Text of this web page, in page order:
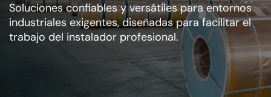
Soluciones confiables y versátiles para entornos
industriales exigentes, diseñadas para facilitar el
trabajo del instalador profesional.